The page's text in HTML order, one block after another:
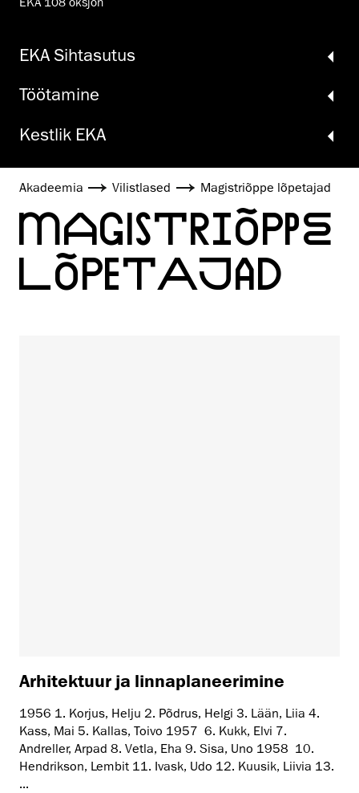
EKA Sihtasutus
Töö­tamine
Kestlik EKA
Akadeemia Vilistlased Magistriõppe lõpetajad
MAGISTRIÕPPE
LÕPETAJAD
Arhitektuur ja linnaplaneerimine
1956 1. Korjus, Helju 2. Põdrus, Helgi 3. Lään, Liia 4.
Kass, Mai 5. Kallas, Toivo 1957 6. Kukk, Elvi 7.
Andreller, Arpad 8. Vetla, Eha 9. Sisa, Uno 1958 10.
Hendrikson, Lembit 11. Ivask, Udo 12. Kuusik, Liivia 13.
...